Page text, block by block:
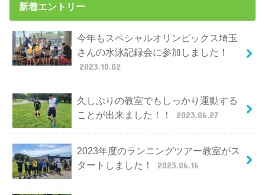
新着エントリー
今年もスペシャルオリンピックス埼玉
さんの水泳記録会に参加しました！
2023.10.02
久しぶりの教室でもしっかり運動する
ことが出来ました！！
2023.06.27
2023年度のランニングツアー教室がス
タートしました！
2023.06.16